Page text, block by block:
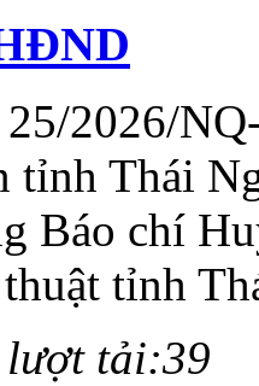
2026/
tỉnh Thái
Báo chí
tỉnh
tải:39